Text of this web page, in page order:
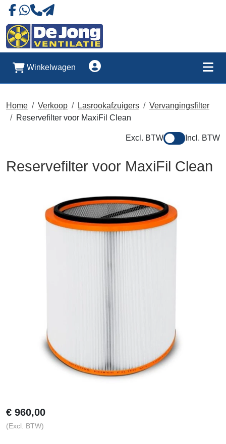
Naar onze Facebookpagina
Stuur ons eeb whatsapp bericht
Winkelwagen Account
Home Verkoop Lasrookafzuigers
Vervangingsfilter
Reservefilter voor MaxiFil Clean
Excl. BTW Incl. BTW
Reservefilter voor MaxiFil Clean
€ 960,00
(Excl. BTW)